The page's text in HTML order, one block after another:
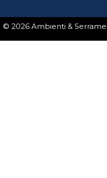
© 2026 Ambienti &